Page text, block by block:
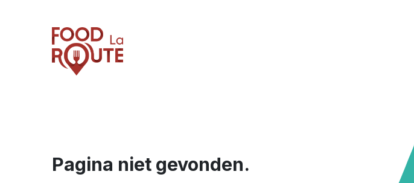
Pagina niet gevonden.